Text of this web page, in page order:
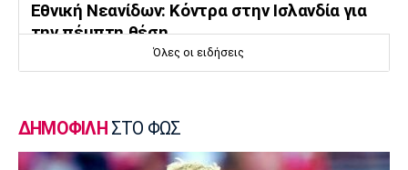
Εθνική Νεανίδων: Κόντρα στην Ισλανδία για
την πέμπτη θέση
υπονόμευσης του Ινφαντίνο
11:20
Όλες οι ειδήσεις
ΔΗΜΟΦΙΛΗ ΣΤΟ ΦΩΣ